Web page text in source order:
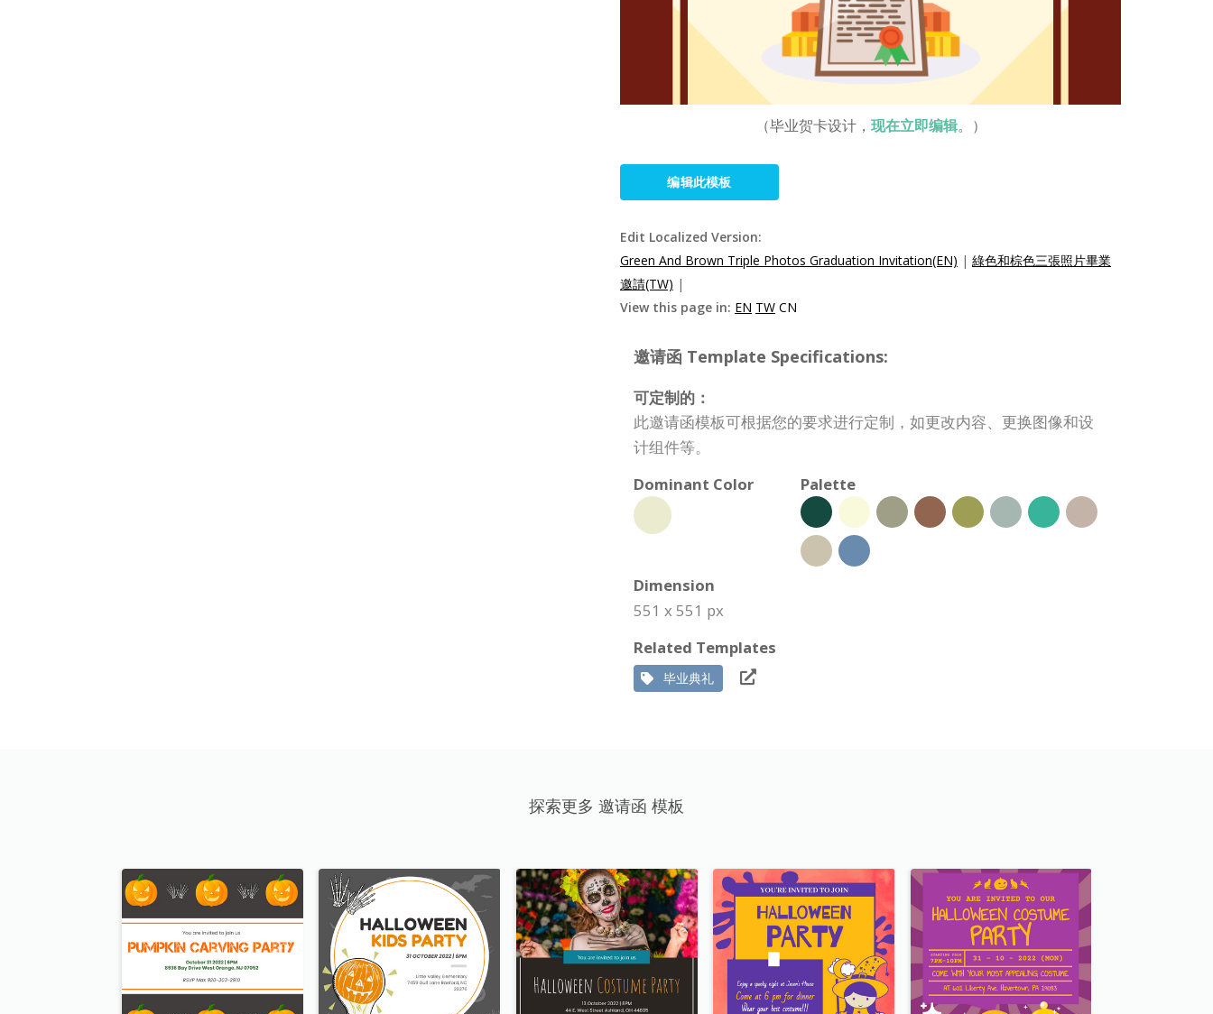
（毕业贺卡设计， 现在立即编辑。）
编辑此模板
Edit Localized Version:
Green And Brown Triple Photos Graduation Invitation(EN) | 綠色和棕色三張照片畢業
邀請(TW) |
View this page in: EN TW CN
邀请函 Template Specifications:
可定制的：
此邀请函模板可根据您的要求进行定制，如更改内容、更换图像和设
计组件等。
Dominant Color
Palette
Dimension
551 x 551 px
Related Templates
毕业典礼
探索更多 邀请函 模板